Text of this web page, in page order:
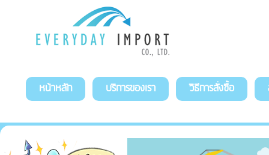
หน้าหลัก บริการของเรา วิธีการสั่งซื้อ